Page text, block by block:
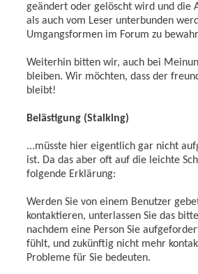
geändert oder gelöscht wird und die
als auch vom Leser unterbunden
Umgangsformen im Forum zu
Weiterhin bitten wir, auch bei
bleiben. Wir möchten, dass der
bleibt!
Belästigung (Stalking)
...müsste hier eigentlich gar nicht
ist. Da das aber oft auf die leichte
folgende Erklärung:
Werden Sie von einem Benutzer
kontaktieren, unterlassen Sie das
nachdem eine Person Sie
fühlt, und zukünftig nicht mehr
Probleme für Sie bedeuten.